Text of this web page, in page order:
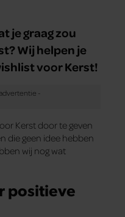
je graag zou
Wij helpen je
voor Kerst!
Kerst door te geven
die geen idee hebben
wij nog wat
positieve